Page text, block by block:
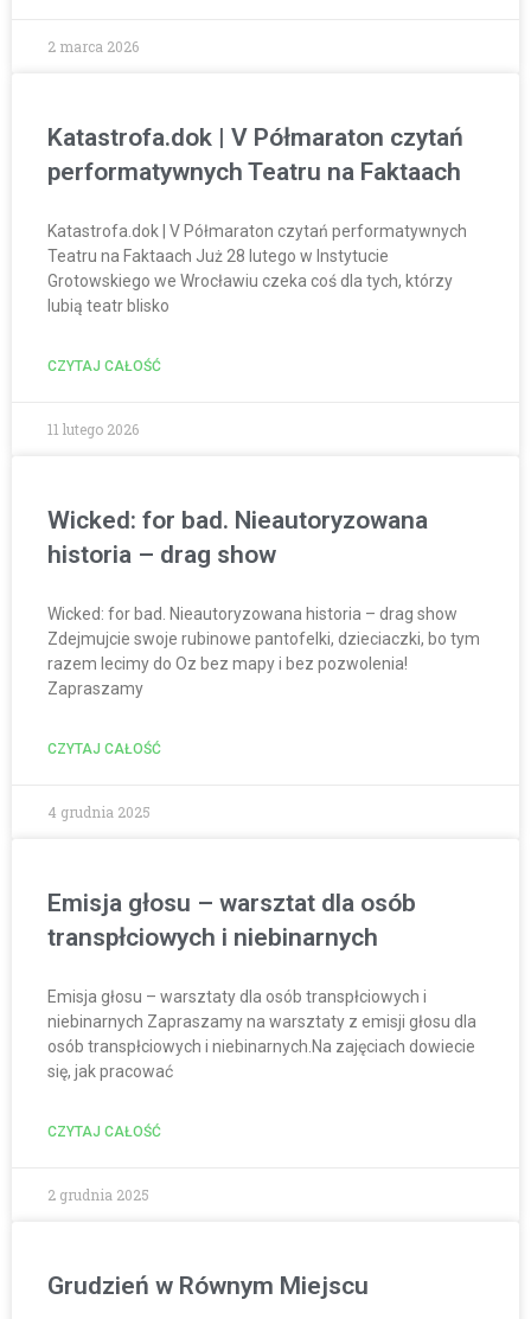
2 marca 2026
Katastrofa.dok | V Półmaraton czytań
performatywnych Teatru na Faktaach
Katastrofa.dok | V Półmaraton czytań performatywnych
Teatru na Faktaach Już 28 lutego w Instytucie
Grotowskiego we Wrocławiu czeka coś dla tych, którzy
lubią teatr blisko
CZYTAJ CAŁOŚĆ
11 lutego 2026
Wicked: for bad. Nieautoryzowana
historia – drag show
Wicked: for bad. Nieautoryzowana historia – drag show
Zdejmujcie swoje rubinowe pantofelki, dzieciaczki, bo tym
razem lecimy do Oz bez mapy i bez pozwolenia!
Zapraszamy
CZYTAJ CAŁOŚĆ
4 grudnia 2025
Emisja głosu – warsztat dla osób
transpłciowych i niebinarnych
Emisja głosu – warsztaty dla osób transpłciowych i
niebinarnych Zapraszamy na warsztaty z emisji głosu dla
osób transpłciowych i niebinarnych.Na zajęciach dowiecie
się, jak pracować
CZYTAJ CAŁOŚĆ
2 grudnia 2025
Grudzień w Równym Miejscu